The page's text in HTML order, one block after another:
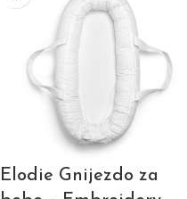
Elodie Gnijezdo za